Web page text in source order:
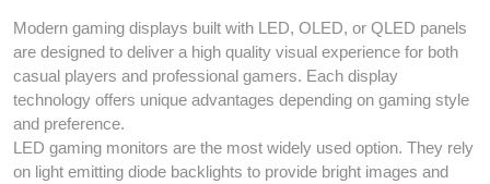
Modern gaming displays built with LED, OLED, or QLED panels
are designed to deliver a high quality visual experience for both
casual players and professional gamers. Each display
technology offers unique advantages depending on gaming style
and preference.
LED gaming monitors are the most widely used option. They rely
on light emitting diode backlights to provide bright images and